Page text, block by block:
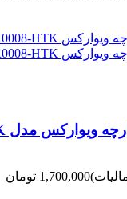
1,700,000 تومان